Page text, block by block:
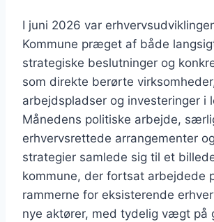
I juni 2026 var
Kommune præget af både
strategiske beslutninger og
som direkte berørte
arbejdspladser og investeringer i
Månedens politiske arbejde,
erhvervsrettede arrangementer
strategier samlede sig til et
kommune, der fortsat arbejdede
rammerne for eksisterende
nye aktører, med tydelig vægt på